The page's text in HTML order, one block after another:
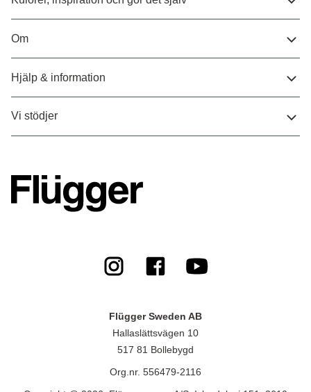
Om
Hjälp & information
Vi stödjer
Flügger Sweden AB
Hallaslättsvägen 10
517 81 Bollebygd
Org.nr. 556479-2116